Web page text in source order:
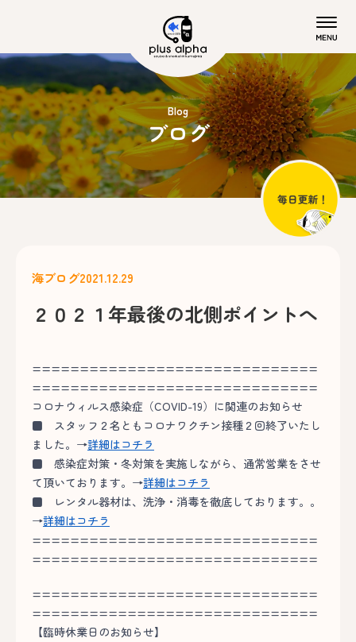
Blog
ブログ
海ブログ2021.12.29
２０２１年最後の北側ポイントへ
==============================
==============================
コロナウィルス感染症（COVID-19）に関連のお知らせ
■ スタッフ２名ともコロナワクチン接種２回終了いたし
ました。→詳細はコチラ
■ 感染症対策・冬対策を実施しながら、通常営業をさせ
て頂いております。→詳細はコチラ
■ レンタル器材は、洗浄・消毒を徹底しております。。
→詳細はコチラ
==============================
==============================
==============================
==============================
【臨時休業日のお知らせ】